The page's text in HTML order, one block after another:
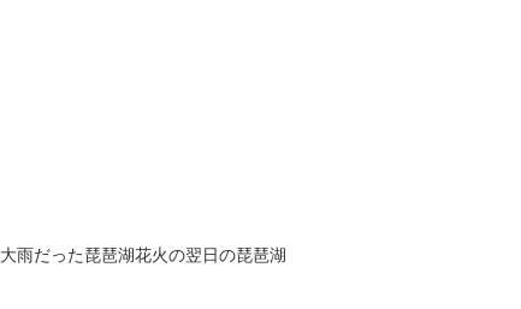
大雨だった琵琶湖花火の翌日の琵琶湖